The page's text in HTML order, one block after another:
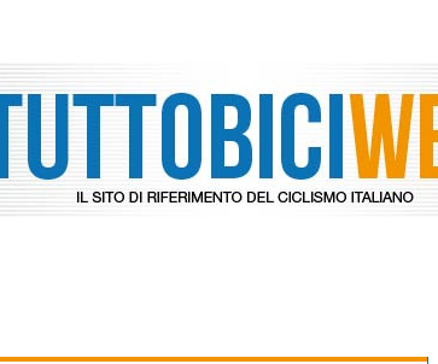
TOUR DE FRANCE.
TOUR DE FRANCE. A